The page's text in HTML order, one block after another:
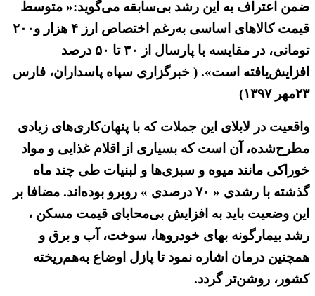
ضمن اعتراف به این رشد بی‌سابقه می‌گوید:« متوسط
قیمت کالاهای اساسی به‌رغم اختصاص ارز ۴ هزار و۲۰۰
تومانی، در مقایسه با پارسال از ۳۰ تا ۵۰ درصد
افزایش‌یافته است». ( خبرگزاری سپاه پاسداران، فارس
۲۳مهر ۱۳۹۷)
واقعیت در لابلای این جملات که با پنهان‌کاری‌های زیادی
مطرح‌شده، آن است که بسیاری از اقلام غذایی و مواد
خوراکی مانند میوه و سبزی‌ها و لبنیات طی چند ماه
گذشته با رشدی « ۷۰ درصدی » روبرو بوده‌اند. مضافا بر
این وضعیت باید به افزایش بی‌محابای قیمت مسکن ،
رشد بیمارگونه بهای خودروها، سوخت، آب و برق و
همچنین درمان اشاره نمود تا پازل اوضاع به‌هم‌ریخته
کشور، روشن‌تر گردد.